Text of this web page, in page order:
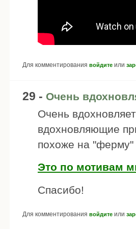
Для комментирования войдите или
29 - Очень
Очень
вдохновляющие
похоже на "ферму"
Это по мотивам
Спасибо!
Для комментирования войдите или